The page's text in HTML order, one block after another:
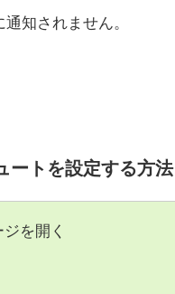
知されません。
ートを設定する方法
を開く